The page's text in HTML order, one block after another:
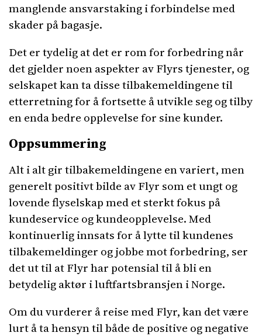
manglende ansvarstaking i forbindelse med
skader på bagasje.
Det er tydelig at det er rom for forbedring når
det gjelder noen aspekter av Flyrs tjenester, og
selskapet kan ta disse tilbakemeldingene til
etterretning for å fortsette å utvikle seg og tilby
en enda bedre opplevelse for sine kunder.
Oppsummering
Alt i alt gir tilbakemeldingene en variert, men
generelt positivt bilde av Flyr som et ungt og
lovende flyselskap med et sterkt fokus på
kundeservice og kundeopplevelse. Med
kontinuerlig innsats for å lytte til kundenes
tilbakemeldinger og jobbe mot forbedring, ser
det ut til at Flyr har potensial til å bli en
betydelig aktør i luftfartsbransjen i Norge.
Om du vurderer å reise med Flyr, kan det være
lurt å ta hensyn til både de positive og negative